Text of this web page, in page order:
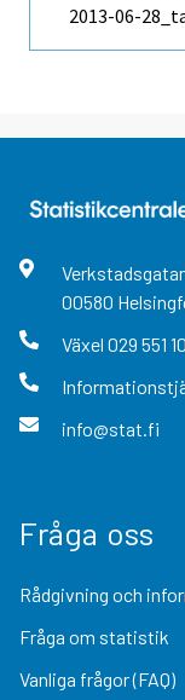
2013-06-
00580
Växel 029 551
info@stat.fi
Fråga oss
Rådgivning och
Fråga om statistik
Vanliga frågor (FAQ)